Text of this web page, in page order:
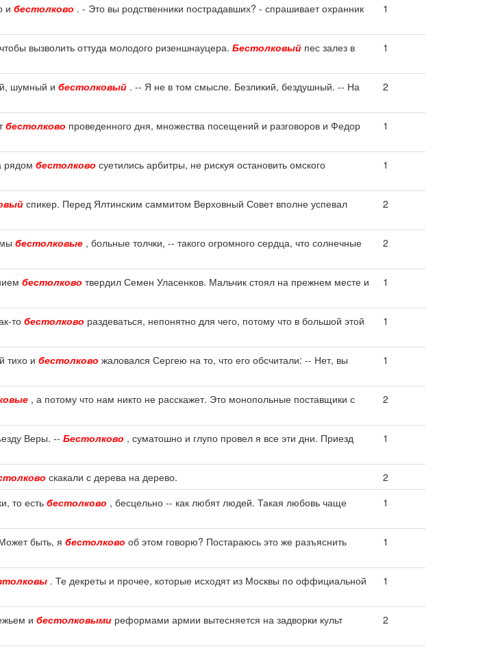
и бестолково . - Это вы родственники пострадавших? - спрашивает охранник
1
вызволить оттуда молодого ризеншнауцера. Бестолковый пес залез в
1
шумный и бестолковый . -- Я не в том смысле. Безликий, бездушный. -- На
2
бестолково проведенного дня, множества посещений и разговоров и Федор
1
рядом бестолково суетились арбитры, не рискуя остановить омского
1
спикер. Перед Ялтинским саммитом Верховный Совет вполне успевал
2
бестолковые , больные толчки, -- такого огромного сердца, что солнечные
2
бестолково твердил Семен Уласенков. Мальчик стоял на прежнем месте и
1
то бестолково раздеваться, непонятно для чего, потому что в большой этой
1
тихо и бестолково жаловался Сергею на то, что его обсчитали: -- Нет, вы
1
, а потому что нам никто не расскажет. Это монопольные поставщики с
2
Веры. -- Бестолково , суматошно и глупо провел я все эти дни. Приезд
1
скакали с дерева на дерево.
2
то есть бестолково , бесцельно -- как любят людей. Такая любовь чаще
1
быть, я бестолково об этом говорю? Постараюсь это же разъяснить
1
. Те декреты и прочее, которые исходят из Москвы по оффициальной
1
и бестолковыми реформами армии вытесняется на задворки культ
2